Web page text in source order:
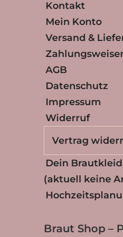
Kontakt
Mein Konto
Versand &
AGB
Datenschutz
Impressum
Widerruf
Vertrag
Dein
(aktuell keine
Braut Shop –